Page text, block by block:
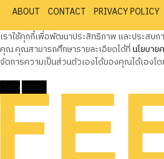
ABOUT CONTACT
PRIVACY POLICY
เราใช้คุกกี้เพื่อพัฒนาประสิทธิภาพ และประสบก
คุณ คุณสามารถศึกษารายละเอียดได้ที่นโยบาย
จัดการความเป็นส่วนตัวเองได้ของคุณได้เองโ